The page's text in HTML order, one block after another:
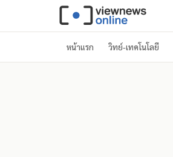
หน้าแรก วิทย์-เทคโนโลยี